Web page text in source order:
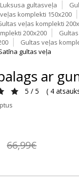
Luksusa gultasveļa
komplekti 150x200
veļas komplekti
200x200
Gultas veļas
gultas veļa
ar
5 / 5 ( 4
66,99€